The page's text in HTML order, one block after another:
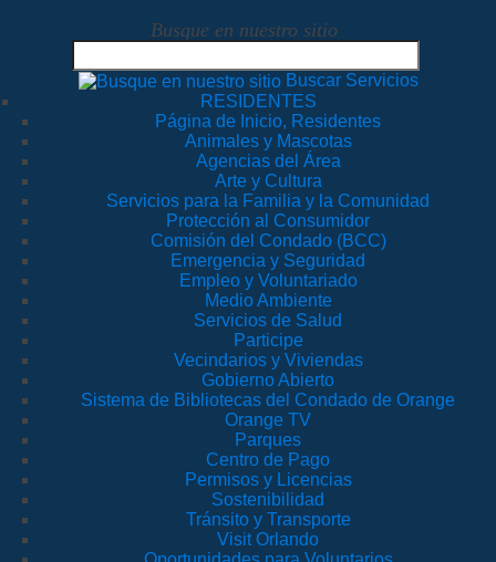
Busque en nuestro sitio
Buscar Servicios
RESIDENTES
Página de Inicio, Residentes
Animales y Mascotas
Agencias del Área
Arte y Cultura
Servicios para la Familia y la Comunidad
Protección al Consumidor
Comisión del Condado (BCC)
Emergencia y Seguridad
Empleo y Voluntariado
Medio Ambiente
Servicios de Salud
Participe
Vecindarios y Viviendas
Gobierno Abierto
Sistema de Bibliotecas del Condado de Orange
Orange TV
Parques
Centro de Pago
Permisos y Licencias
Sostenibilidad
Tránsito y Transporte
Visit Orlando